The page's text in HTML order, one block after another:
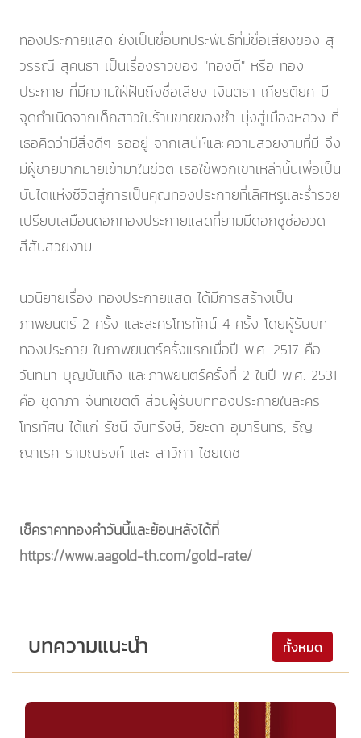
ทองประกายแสด ยังเป็นชื่อบทประพันธ์ที่มีชื่อเสียงของ สุ
วรรณี สุคนธา เป็นเรื่องราวของ "ทองดี" หรือ ทอง
ประกาย ที่มีความใฝ่ฝันถึงชื่อเสียง เงินตรา เกียรติยศ มี
จุดกำเนิดจากเด็กสาวในร้านขายของชำ มุ่งสู่เมืองหลวง ที่
เธอคิดว่ามีสิ่งดีๆ รออยู่ จากเสน่ห์และความสวยงามที่มี จึง
มีผู้ชายมากมายเข้ามาในชีวิต เธอใช้พวกเขาเหล่านั้นเพื่อเป็น
บันไดแห่งชีวิตสู่การเป็นคุณทองประกายที่เลิศหรูและร่ำรวย
เปรียบเสมือนดอกทองประกายแสดที่ยามมีดอกชูช่ออวด
สีสันสวยงาม
นวนิยายเรื่อง ทองประกายแสด ได้มีการสร้างเป็น
ภาพยนตร์ 2 ครั้ง และละครโทรทัศน์ 4 ครั้ง โดยผู้รับบท
ทองประกาย ในภาพยนตร์ครั้งแรกเมื่อปี พ.ศ. 2517 คือ
วันทนา บุญบันเทิง และภาพยนตร์ครั้งที่ 2 ในปี พ.ศ. 2531
คือ ชุดาภา จันทเขตต์ ส่วนผู้รับบททองประกายในละคร
โทรทัศน์ ได้แก่ รัชนี จันทรังษี, วิยะดา อุมารินทร์, ธัญ
ญาเรศ รามณรงค์ และ สาวิกา ไชยเดช
เช็คราคาทองคำวันนี้และย้อนหลังได้ที่
https://www.aagold-th.com/gold-rate/
บทความแนะนำ ทั้งหมด